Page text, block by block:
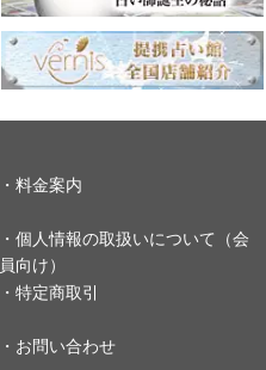
・料金案内
・個人情報の取扱いについて（会
員向け）
・特定商取引
・お問い合わせ